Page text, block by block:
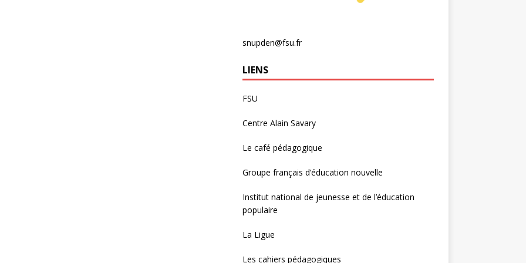
snupden@fsu.fr
LIENS
FSU
Centre Alain Savary
Le café pédagogique
Groupe français d’éducation nouvelle
Institut national de jeunesse et de l’éducation
populaire
La Ligue
Les cahiers pédagogiques